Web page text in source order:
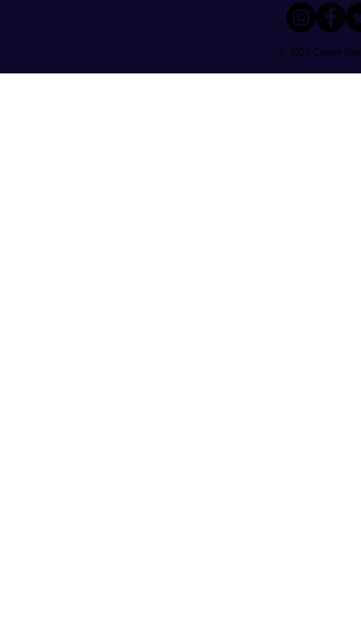
© 2026 Cleber